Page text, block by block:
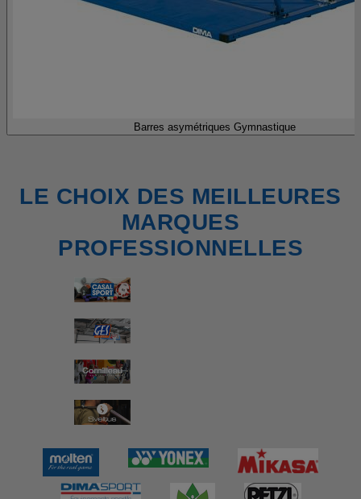
Barres asymétriques Gymnastique
LE CHOIX DES MEILLEURES
MARQUES
PROFESSIONNELLES